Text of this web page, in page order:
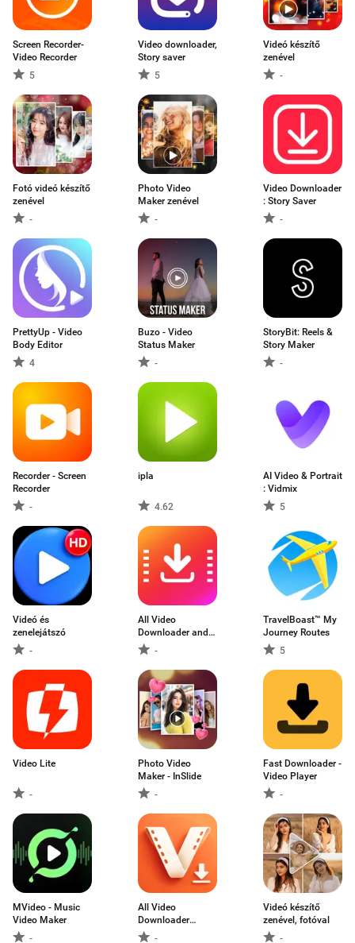
Screen Recorder-
Video Recorder
5
Video downloader,
Story saver
5
Videó készítő
zenével
-
Fotó videó készítő
zenével
-
Photo Video
Maker zenével
-
Video Downloader
: Story Saver
-
PrettyUp - Video
Body Editor
4
Buzo - Video
Status Maker
-
StoryBit: Reels &
Story Maker
-
Recorder - Screen
Recorder
-
ipla
4.62
AI Video & Portrait
: Vidmix
5
Videó és
zenelejátszó
-
All Video
Downloader and
Saver-
TravelBoast™ My
Journey Routes
5
Video Lite
-
Photo Video
Maker - InSlide
-
Fast Downloader -
Video Player
-
MVideo - Music
Video Maker
-
All Video
Downloader
Master
-
Videó készítő
zenével, fotóval
-